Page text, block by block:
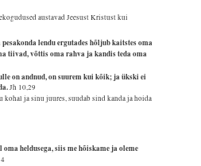
austavad Jeesust Kristust kui
lendu ergutades hõljub kaitstes oma
tiivad, võttis oma rahva ja kandis teda oma
on andnud, on suurem kui kõik; ja ükski ei
Jh 10,29
kohal ja sinu juures, suudab sind kanda ja hoida
heldusega, siis me hõiskame ja oleme